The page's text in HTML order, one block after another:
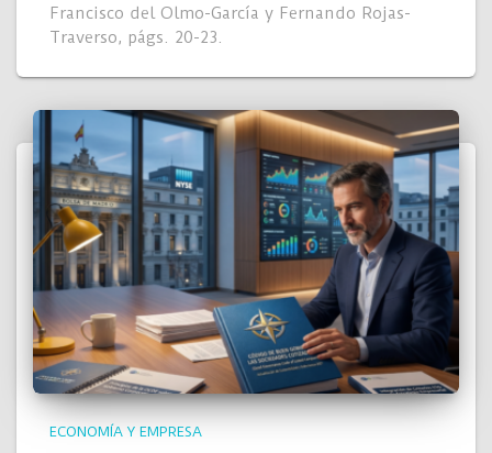
Francisco del Olmo-García y Fernando Rojas-
Traverso, págs. 20-23.
ECONOMÍA Y EMPRESA